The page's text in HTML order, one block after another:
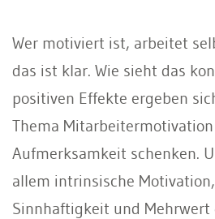
Wer motiviert ist, arbeitet
das ist klar. Wie sieht das
positiven Effekte ergeben
Thema
Aufmerksamkeit schenken.
allem intrinsische
Sinnhaftigkeit und Mehrwert